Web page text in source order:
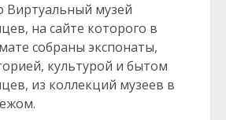
Виртуальный музей
на сайте которого в
собраны экспонаты,
культурой и бытом
из коллекций музеев в